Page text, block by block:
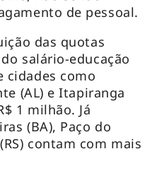
de pessoal.
das quotas
salário-educação
cidades como
(AL) e Itapiranga
1 milhão. Já
(BA), Paço do
contam com mais